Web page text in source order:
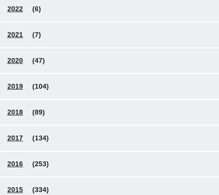
2022 (6)
2021 (7)
2020 (47)
2019 (104)
2018 (89)
2017 (134)
2016 (253)
2015 (334)